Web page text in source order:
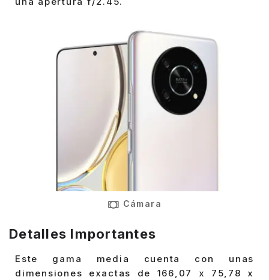
Cámara
Detalles Importantes
Este gama media cuenta con unas
dimensiones exactas de 166,07 x 75,78 x